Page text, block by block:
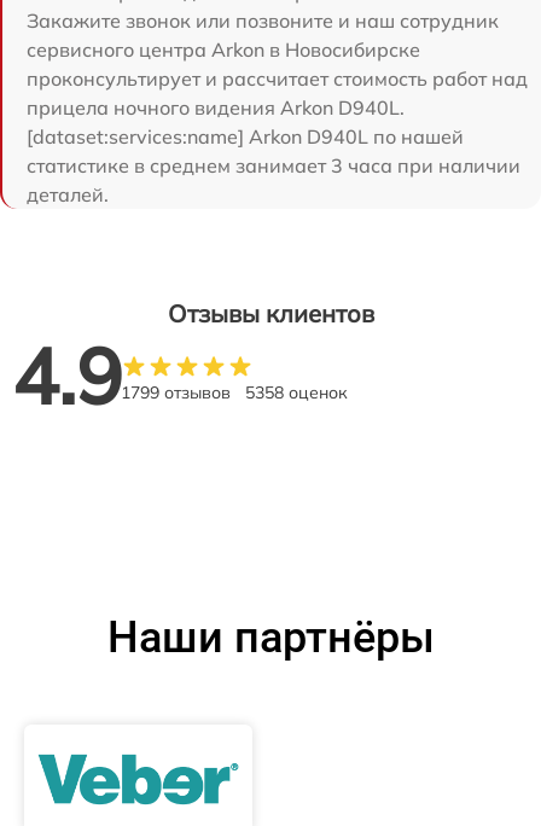
Закажите звонок или позвоните и наш сотрудник
сервисного центра Arkon в Новосибирске
проконсультирует и рассчитает стоимость работ над
прицела ночного видения Arkon D940L.
[dataset:services:name] Arkon D940L по нашей
статистике в среднем занимает 3 часа при наличии
деталей.
Отзывы клиентов
4.91799 отзывов 5358 оценок
Наши партнёры